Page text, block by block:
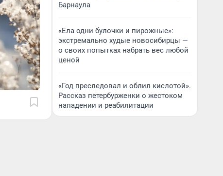
Барнаула
«Ела одни булочки и пирожные»:
экстремально худые новосибирцы —
о своих попытках набрать вес любой
ценой
«Год преследовал и облил кислотой».
Рассказ петербурженки о жестоком
нападении и реабилитации